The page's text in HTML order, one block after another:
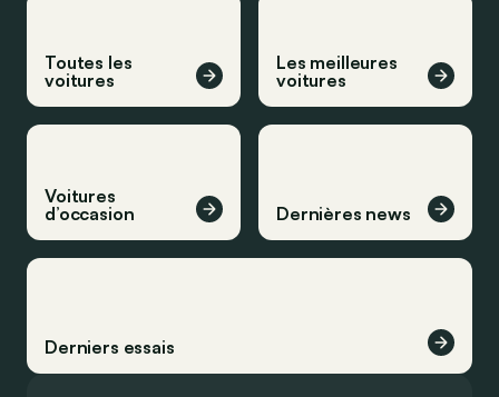
Toutes les
voitures
Les meilleures
voitures
Voitures
d’occasion
Dernières news
Derniers essais